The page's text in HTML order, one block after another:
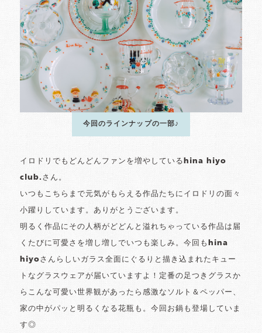
今回のラインナップの一部♪
イロドリでもどんどんファンを増やしているhina hiyo
club.さん。
いつもこちらまで元気がもらえる作品たちにイロドリの面々
小躍りしています。ありがとうございます。
明るく作品にその人柄がどどんと溢れちゃっている作品は届
くたびに可愛さを増し増しでいつも楽しみ。今回もhina
hiyoさんらしいガラス全面にぐるりと描き込まれたキュー
トなグラスウェアが届いていますよ！定番の足つきグラスか
らこんな可愛い世界観があったら感激なソルト＆ペッパー、
家の中がパッと明るくなる花瓶も。今回お鍋も登場していま
す◎